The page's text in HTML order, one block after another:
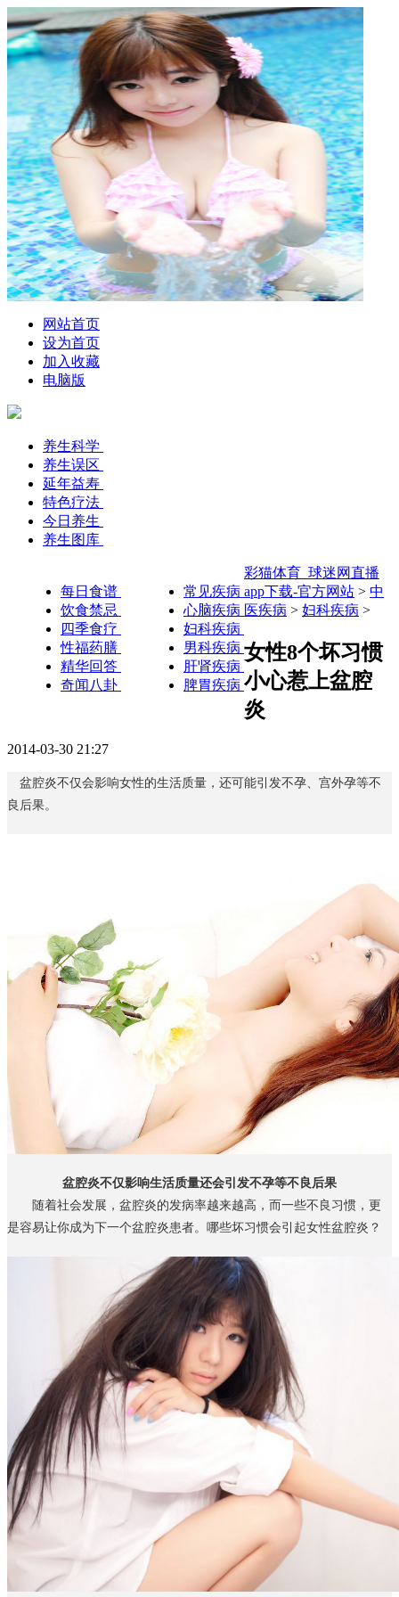
网站首页
设为首页
加入收藏
电脑版
养生科学
养生误区
延年益寿
特色疗法
今日养生
养生图库
每日食谱
饮食禁忌
四季食疗
性福药膳
精华回答
奇闻八卦
常见疾病
心脑疾病
妇科疾病
男科疾病
肝肾疾病
脾胃疾病
彩猫体育_球迷网直播
app下载-官方网站 > 中
医疾病 > 妇科疾病 >
女性8个坏习惯
小心惹上盆腔
炎
2014-03-30 21:27
盆腔炎不仅会影响女性的生活质量，还可能引发不孕、宫外孕等不
良后果。
盆腔炎不仅影响生活质量还会引发不孕等不良后果
随着社会发展，盆腔炎的发病率越来越高，而一些不良习惯，更
是容易让你成为下一个盆腔炎患者。哪些坏习惯会引起女性盆腔炎？